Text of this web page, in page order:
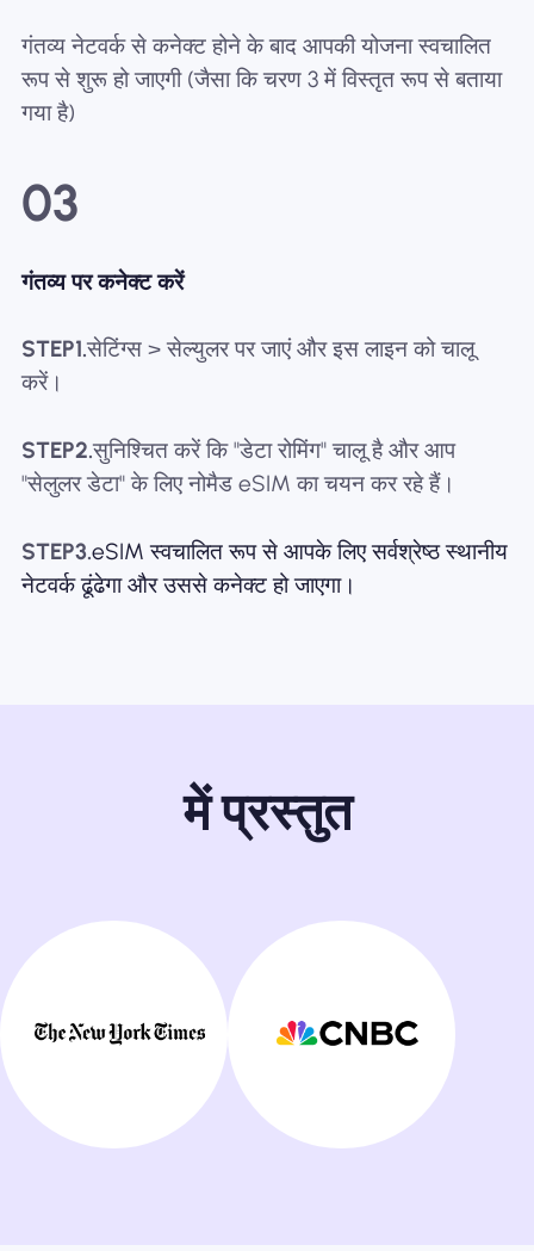
गंतव्य नेटवर्क से कनेक्ट होने के बाद आपकी योजना स्वचालित
रूप से शुरू हो जाएगी (जैसा कि चरण 3 में विस्तृत रूप से बताया
गया है)
03
गंतव्य पर कनेक्ट करें
STEP1.सेटिंग्स > सेल्युलर पर जाएं और इस लाइन को चालू
करें।
STEP2.सुनिश्चित करें कि "डेटा रोमिंग" चालू है और आप
"सेलुलर डेटा" के लिए नोमैड eSIM का चयन कर रहे हैं।
STEP3.eSIM स्वचालित रूप से आपके लिए सर्वश्रेष्ठ स्थानीय
नेटवर्क ढूंढेगा और उससे कनेक्ट हो जाएगा।
में प्रस्तुत